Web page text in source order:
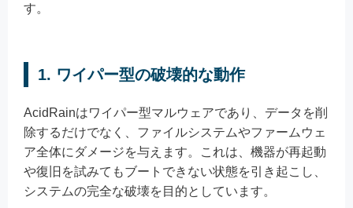
す。
1. ワイパー型の破壊的な動作
AcidRainはワイパー型マルウェアであり、データを削
除するだけでなく、ファイルシステムやファームウェ
ア全体にダメージを与えます。これは、機器が再起動
や復旧を試みてもブートできない状態を引き起こし、
システムの完全な破壊を目的としています。